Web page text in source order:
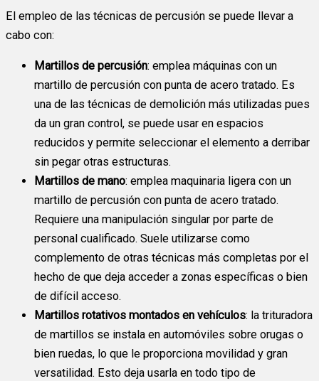
El empleo de las técnicas de percusión se puede llevar a
cabo con:
Martillos de percusión: emplea máquinas con un
martillo de percusión con punta de acero tratado. Es
una de las técnicas de demolición más utilizadas pues
da un gran control, se puede usar en espacios
reducidos y permite seleccionar el elemento a derribar
sin pegar otras estructuras.
Martillos de mano: emplea maquinaria ligera con un
martillo de percusión con punta de acero tratado.
Requiere una manipulación singular por parte de
personal cualificado. Suele utilizarse como
complemento de otras técnicas más completas por el
hecho de que deja acceder a zonas específicas o bien
de difícil acceso.
Martillos rotativos montados en vehículos: la trituradora
de martillos se instala en automóviles sobre orugas o
bien ruedas, lo que le proporciona movilidad y gran
versatilidad. Esto deja usarla en todo tipo de